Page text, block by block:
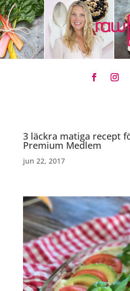
3 läckra matiga recept
Premium Medlem
jun 22, 2017